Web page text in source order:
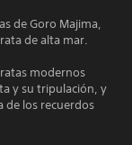
de Goro Majima,
de alta mar.
modernos
y su tripulación, y
de los recuerdos